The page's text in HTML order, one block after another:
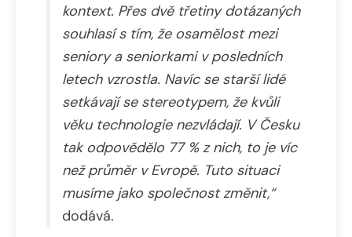
kontext. Přes dvě třetiny dotázaných
souhlasí s tím, že osamělost mezi
seniory a seniorkami v posledních
letech vzrostla. Navíc se starší lidé
setkávají se stereotypem, že kvůli
věku technologie nezvládají. V Česku
tak odpovědělo 77 % z nich, to je víc
než průměr v Evropě. Tuto situaci
musíme jako společnost změnit,“
dodává.